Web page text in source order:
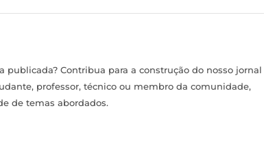
Contribua para a construção do nosso jornal
professor, técnico ou membro da comunidade,
de temas abordados.